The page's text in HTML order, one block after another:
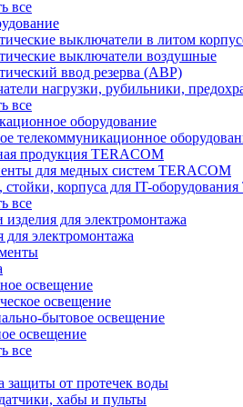
все
выключатели в литом
выключатели воздушные
ввод резерва (АВР)
нагрузки, рубильники,
все
оборудование
телекоммуникационное
продукция TERACOM
для медных систем TERACOM
корпуса для IT-
все
для электромонтажа
для электромонтажа
освещение
освещение
бытовое освещение
освещение
все
защиты от протечек воды
хабы и пульты